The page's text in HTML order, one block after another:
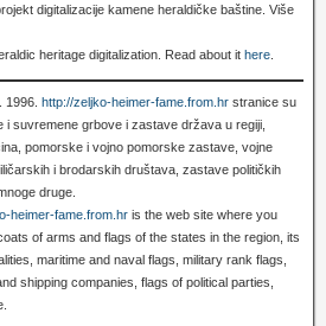
digitalizacije kamene heraldičke baštine. Više
heritage digitalization. Read about it here.
1996. http://zeljko-heimer-fame.from.hr stranice su
i suvremene grbove i zastave država u regiji,
pomorske i vojno pomorske zastave, vojne
i brodarskih društava, zastave političkih
druge.
heimer-fame.from.hr is the web site where you
of arms and flags of the states in the region, its
maritime and naval flags, military rank flags,
shipping companies, flags of political parties,